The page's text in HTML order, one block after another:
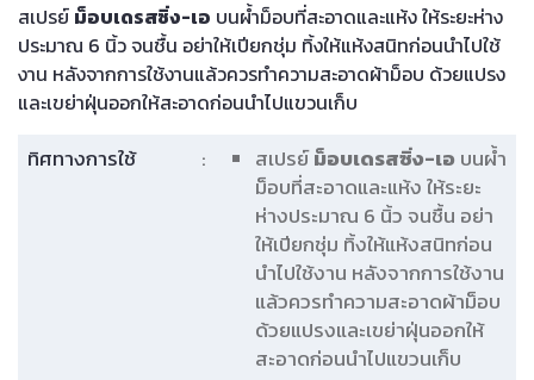
สเปรย์ ม็อบเดรสซิ่ง-เอ บนผ้ำม็อบที่สะอาดและแห้ง ให้ระยะห่าง
ประมาณ 6 นิ้ว จนชื้น อย่าให้เปียกชุ่ม ทิ้งให้แห้งสนิทก่อนนำไปใช้
งาน หลังจากการใช้งานแล้วควรทำความสะอาดผ้าม็อบ ด้วยแปรง
และเขย่าฝุ่นออกให้สะอาดก่อนนำไปแขวนเก็บ
ทิศทางการใช้ : สเปรย์ม็อบเดรสซิ่ง-เอบนผ้ำ
ม็อบที่สะอาดและแห้ง ให้ระยะ
ห่างประมาณ 6 นิ้ว จนชื้น อย่า
ให้เปียกชุ่ม ทิ้งให้แห้งสนิทก่อน
นำไปใช้งาน หลังจากการใช้งาน
แล้วควรทำความสะอาดผ้าม็อบ
ด้วยแปรงและเขย่าฝุ่นออกให้
สะอาดก่อนนำไปแขวนเก็บ